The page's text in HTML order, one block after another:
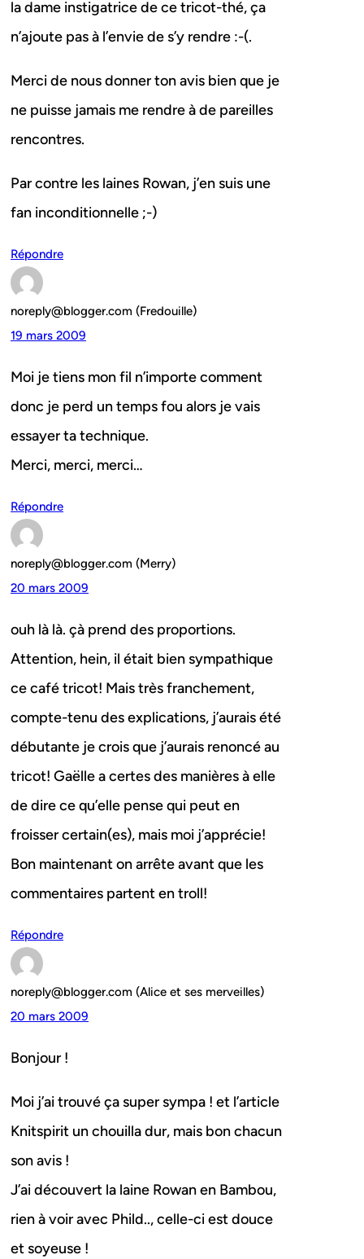
la dame instigatrice de ce tricot-thé, ça
n’ajoute pas à l’envie de s’y rendre :-(.
Merci de nous donner ton avis bien que je
ne puisse jamais me rendre à de pareilles
rencontres.
Par contre les laines Rowan, j’en suis une
fan inconditionnelle ;-)
Répondre
noreply@blogger.com (Fredouille)
19 mars 2009
Moi je tiens mon fil n’importe comment
donc je perd un temps fou alors je vais
essayer ta technique.
Merci, merci, merci…
Répondre
noreply@blogger.com (Merry)
20 mars 2009
ouh là là. çà prend des proportions.
Attention, hein, il était bien sympathique
ce café tricot! Mais très franchement,
compte-tenu des explications, j’aurais été
débutante je crois que j’aurais renoncé au
tricot! Gaëlle a certes des manières à elle
de dire ce qu’elle pense qui peut en
froisser certain(es), mais moi j’apprécie!
Bon maintenant on arrête avant que les
commentaires partent en troll!
Répondre
noreply@blogger.com (Alice et ses merveilles)
20 mars 2009
Bonjour !
Moi j’ai trouvé ça super sympa ! et l’article
Knitspirit un chouilla dur, mais bon chacun
son avis !
J’ai découvert la laine Rowan en Bambou,
rien à voir avec Phild.., celle-ci est douce
et soyeuse !